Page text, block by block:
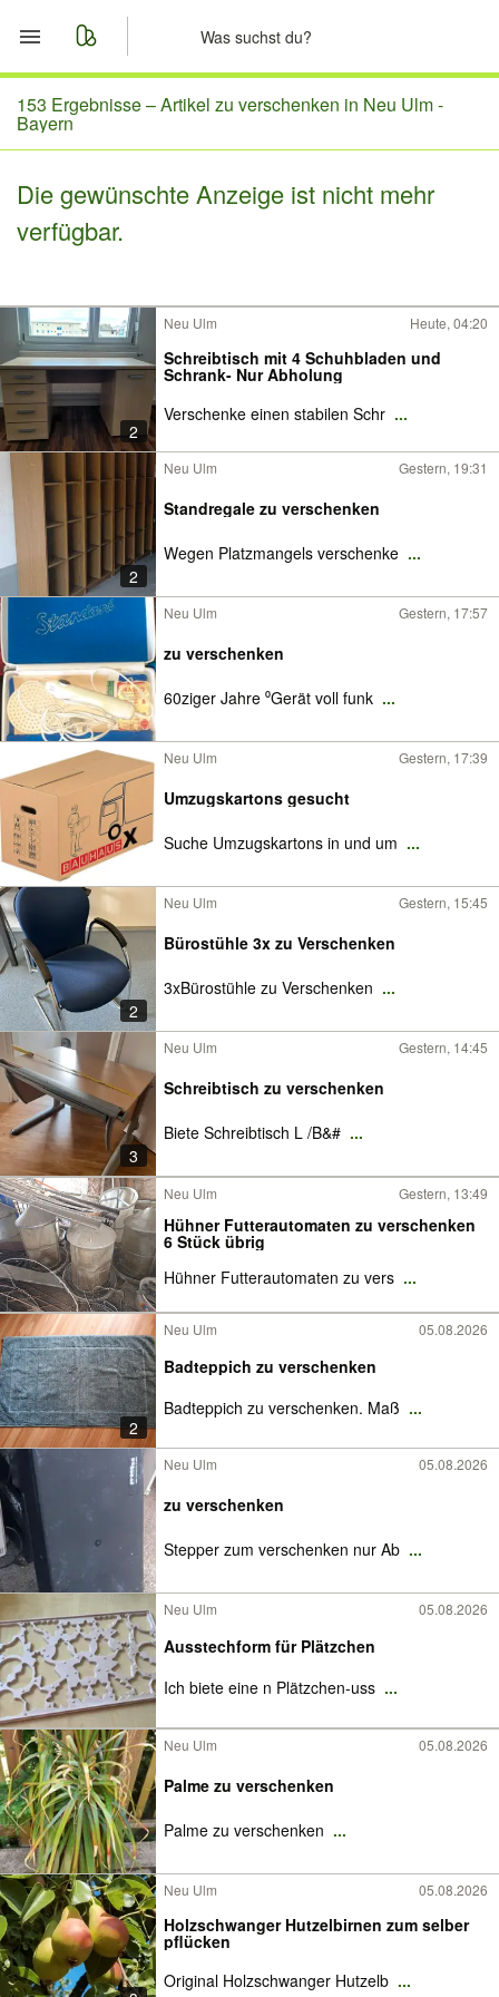
Start
Merkliste
Nachrichten
153 Ergebnisse –Artikel zu verschenken in Neu Ulm -
Bayern
Die gewünschte Anzeige ist nicht mehr
verfügbar.
2
Neu Ulm Heute, 04:20
Schreibtisch mit 4 Schuhbladen und
Schrank- Nur Abholung
Verschenke einen stabilen Schr ...
2
Neu Ulm Gestern, 19:31
Standregale zu verschenken
Wegen Platzmangels verschenke ...
Neu Ulm Gestern, 17:57
zu verschenken
60ziger Jahre ⁰Gerät voll funk ...
Neu Ulm Gestern, 17:39
Umzugskartons gesucht
Suche Umzugskartons in und um ...
2
Neu Ulm Gestern, 15:45
Bürostühle 3x zu Verschenken
3xBürostühle zu Verschenken ...
3
Neu Ulm Gestern, 14:45
Schreibtisch zu verschenken
Biete Schreibtisch L /B&# ...
Neu Ulm Gestern, 13:49
Hühner Futterautomaten zu verschenken
6 Stück übrig
Hühner Futterautomaten zu vers ...
2
Neu Ulm 05.08.2026
Badteppich zu verschenken
Badteppich zu verschenken. Maß ...
Neu Ulm 05.08.2026
zu verschenken
Stepper zum verschenken nur Ab ...
Neu Ulm 05.08.2026
Ausstechform für Plätzchen
Ich biete eine n Plätzchen-uss ...
Neu Ulm 05.08.2026
Palme zu verschenken
Palme zu verschenken ...
Neu Ulm 05.08.2026
Holzschwanger Hutzelbirnen zum selber
pflücken
Original Holzschwanger Hutzelb ...